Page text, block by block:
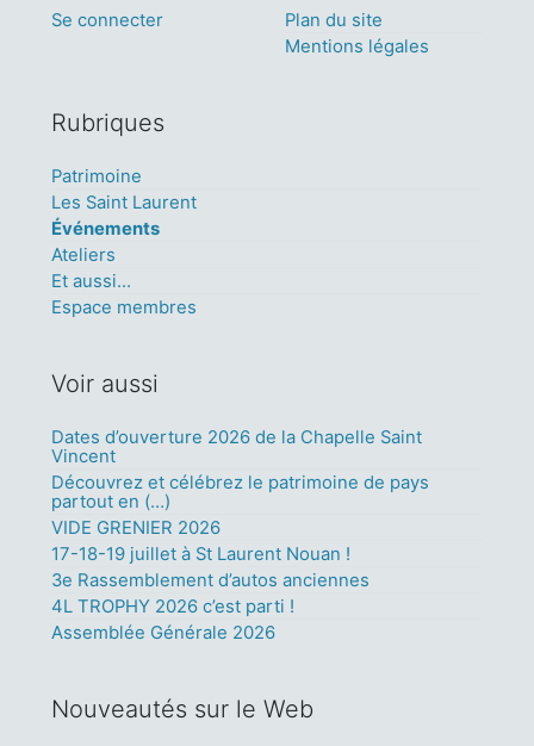
Se connecter
Plan du site
Mentions légales
Rubriques
Patrimoine
Les Saint Laurent
Événements
Ateliers
Et aussi...
Espace membres
Voir aussi
Dates d’ouverture 2026 de la Chapelle Saint
Vincent
Découvrez et célébrez le patrimoine de pays
partout en (…)
VIDE GRENIER 2026
17-18-19 juillet à St Laurent Nouan !
3e Rassemblement d’autos anciennes
4L TROPHY 2026 c’est parti !
Assemblée Générale 2026
Nouveautés sur le Web